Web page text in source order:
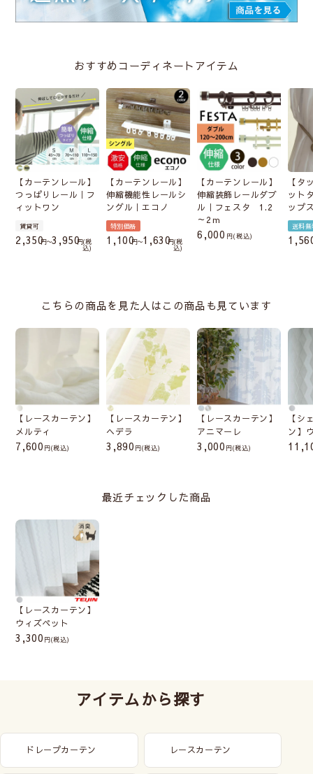
おすすめコーディネートアイテム
【カーテンレール】
つっぱりレール｜フ
ィットワン
賃貸可
2,350 〜3,950 税
込
【カーテンレール】
伸縮機能性レールシ
ングル｜エコノ
特別価格
1,100 〜1,630 税
込
【カーテンレール】
伸縮装飾レールダブ
ル｜フェスタ 1.2
～2ｍ
6,000 税込
【タ
ット
ップ
送料無
こちらの商品を見た人はこの商品も見ています
【レースカーテン】
メルティ
7,600 (税込)
【レースカーテン】
ヘデラ
3,890 (税込)
【レースカーテン】
アニマーレ
3,000 (税込)
【シ
ン】
最近チェックした商品
【レースカーテン】
ウィズペット
3,300 (税込)
アイテムから探す
ドレープカーテン レースカーテン